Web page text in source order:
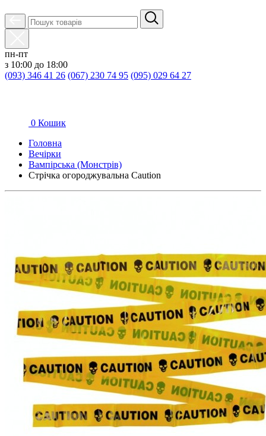
пн-пт
з 10:00 до 18:00
(093) 346 41 26 (067) 230 74 95 (095) 029 64 27
0 Кошик
Головна
Вечірки
Вампірська (Монстрів)
Стрічка огороджувальна Caution